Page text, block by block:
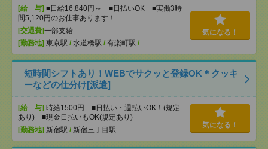
[給 与] ■日給16,840円～ ■日払いOK ■実働3時
間5,120円のお仕事あります！
[交通費]一部支給
[勤務地] 東京駅 / 水道橋駅 / 有楽町駅 / …
気になる！
短時間シフトあり！WEBでサクッと登録OK＊クッキ
ーなどの仕分け[派遣]
[給 与] 時給1500円 ■日払い・週払いOK！(規定
あり) ■現金日払いもOK(規定あり)
[勤務地] 新宿駅 / 新宿三丁目駅
気になる！